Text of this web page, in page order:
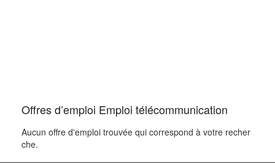
Offres d’emploi Emploi télécommunication
Aucun offre d'emploi trouvée qui correspond à votre recher
che.